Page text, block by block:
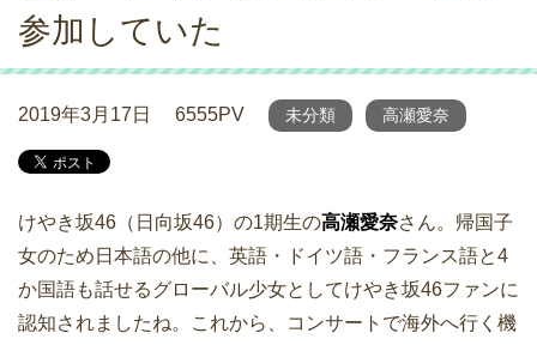
参加していた
2019年3月17日 6555PV 未分類 高瀬愛奈
けやき坂46（日向坂46）の1期生の高瀬愛奈さん。帰国子
女のため日本語の他に、英語・ドイツ語・フランス語と4
か国語も話せるグローバル少女としてけやき坂46ファンに
認知されましたね。これから、コンサートで海外へ行く機